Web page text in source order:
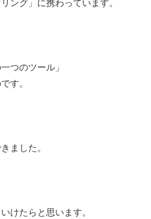
つのツール」
す。
ました。
けたらと思います。